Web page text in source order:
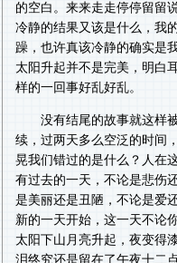
的空白。来来走走停停留留
冷静的结果又该是什么，我
躁，也许真该冷静的确实是
太阳升起并不是完美，明白
样的一回事好乱好乱。
没有结尾的故事就这样
续，过两天多么空泛的时间
晃我们错过的是什么？人在
有过去的一天，不论是悲伤
是美丽还是丑陋，不论是爱
新的一天开始，这一天不论
太阳下山月亮升起，夜变得
泪终究还是留在了午夜十二